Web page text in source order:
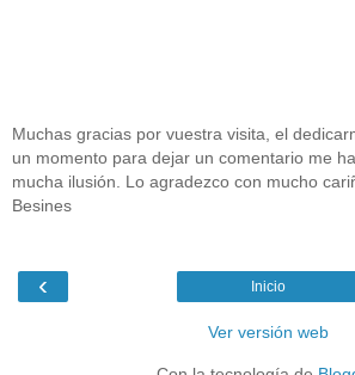
Muchas gracias por vuestra visita, el
un momento para dejar un comentario me
mucha ilusión. Lo agradezco con mucho
Besines
‹ Inicio
Ver versión web